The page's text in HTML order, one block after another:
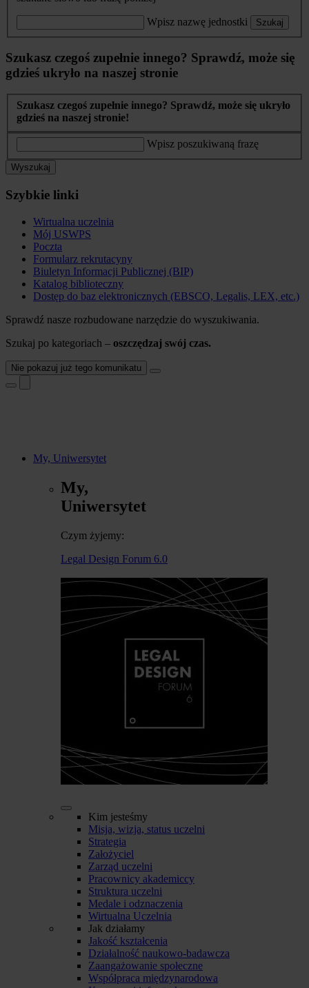
Wpisz nazwę jednostki Szukaj
Szukasz czegoś zupełnie innego? Sprawdź, może się
gdzieś ukryło na naszej stronie
Szukasz czegoś zupełnie innego? Sprawdź, może się ukryło
gdzieś na naszej stronie!
Wpisz poszukiwaną frazę
Wyszukaj
Szybkie linki
Wirtualna uczelnia
Mój USWPS
Poczta
Formularz rekrutacyny
Biuletyn Informacji Publicznej (BIP)
Katalog biblioteczny
Dostęp do baz elektronicznych (EBSCO, Legalis, LEX, etc.)
Sprawdź nasze rozbudowane narzędzie do wyszukiwania.
Szukaj po kategoriach – oszczędzaj swój czas.
Nie pokazuj już tego komunikatu
My, Uniwersytet
My,
Uniwersytet
Czym żyjemy:
Legal Design Forum 6.0
Kim jesteśmy
Misja, wizja, status uczelni
Strategia
Założyciel
Zarząd uczelni
Pracownicy akademiccy
Struktura uczelni
Medale i odznaczenia
Wirtualna Uczelnia
Jak działamy
Jakość kształcenia
Działalność naukowo-badawcza
Zaangażowanie społeczne
Współpraca międzynarodowa